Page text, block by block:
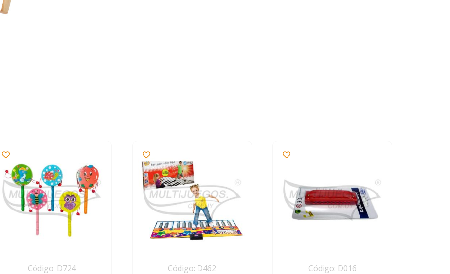
Código: D724
Código: D462
Código: D016